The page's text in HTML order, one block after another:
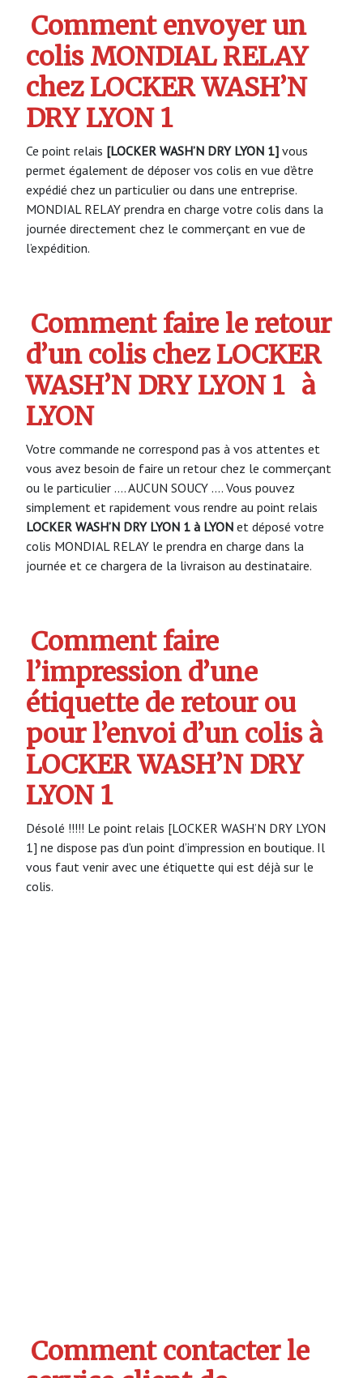
Comment envoyer un
colis MONDIAL RELAY
chez LOCKER WASH’N
DRY LYON 1
Ce point relais [LOCKER WASH’N DRY LYON 1] vous
permet également de déposer vos colis en vue d’être
expédié chez un particulier ou dans une entreprise.
MONDIAL RELAY prendra en charge votre colis dans la
journée directement chez le commerçant en vue de
l’expédition.
Comment faire le retour
d’un colis chez LOCKER
WASH’N DRY LYON 1 à
LYON
Votre commande ne correspond pas à vos attentes et
vous avez besoin de faire un retour chez le commerçant
ou le particulier …. AUCUN SOUCY …. Vous pouvez
simplement et rapidement vous rendre au point relais
LOCKER WASH’N DRY LYON 1 à LYON et déposé votre
colis MONDIAL RELAY le prendra en charge dans la
journée et ce chargera de la livraison au destinataire.
Comment faire
l’impression d’une
étiquette de retour ou
pour l’envoi d’un colis à
LOCKER WASH’N DRY
LYON 1
Désolé !!!!! Le point relais [LOCKER WASH’N DRY LYON
1] ne dispose pas d’un point d’impression en boutique. Il
vous faut venir avec une étiquette qui est déjà sur le
colis.
Comment contacter le